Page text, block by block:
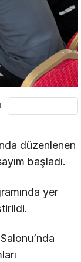
düzenlenen
başladı.
yer